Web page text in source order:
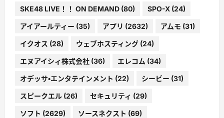
SKE48 LIVE！！ ON DEMAND (80) SPO-X (24)
アイアールティー (35) アプリ (2632) アムモ (31)
イクオス (28) ウェブホスティング (24)
エヌアイシィ株式会社 (36) エレコム (34)
オデッサ・エンタテインメント (22) シービー (31)
スピークエル (26) セキュリティ (29)
ソフト (2629) ソースネクスト (69)